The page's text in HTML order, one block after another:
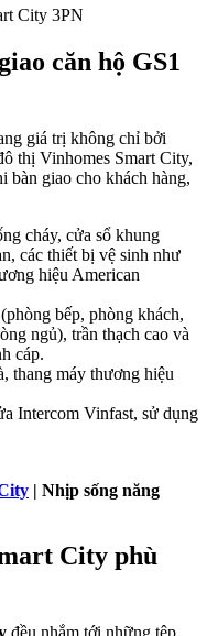
City 3PN
căn hộ GS1
giá trị không chỉ bởi
thị Vinhomes Smart City,
bàn giao cho khách hàng,
cháy, cửa sổ khung
các thiết bị vệ sinh như
hiệu American
bếp, phòng khách,
ngủ), trần thạch cao và
cáp.
thang máy thương hiệu
Intercom Vinfast, sử dụng
| Nhịp sống năng
City phù